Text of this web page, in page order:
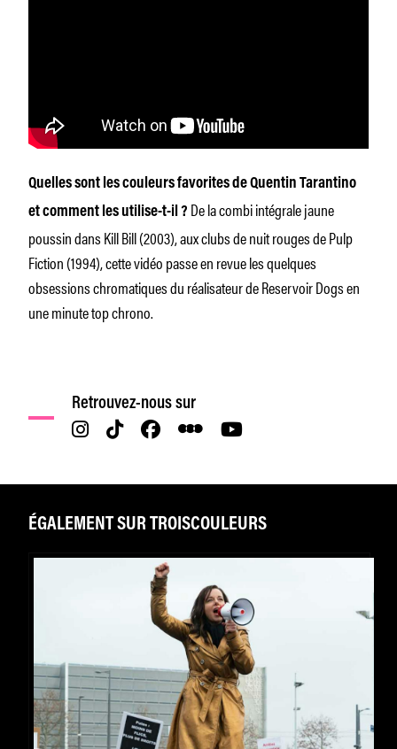
Quelles sont les couleurs favorites de Quentin Tarantino
et comment les utilise-t-il ? De la combi intégrale jaune
poussin dans Kill Bill (2003), aux clubs de nuit rouges de Pulp
Fiction (1994), cette vidéo passe en revue les quelques
obsessions chromatiques du réalisateur de Reservoir Dogs en
une minute top chrono.
Retrouvez-nous sur
ÉGALEMENT SUR TROISCOULEURS